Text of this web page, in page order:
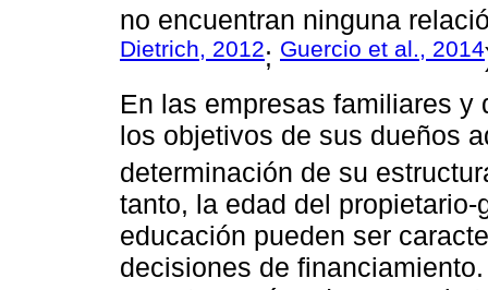
no encuentran ninguna
Dietrich, 2012; Guercio et al., 2014
En las empresas familiares
los objetivos de sus dueños
determinación de su
tanto, la edad del
educación pueden ser
decisiones de